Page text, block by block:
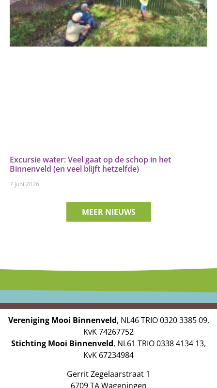
Excursie water: Veel gaat op de schop in het
Binnenveld (en veel blijft hetzelfde)
7 juni 2026
MEER NIEUWS
Vereniging Mooi Binnenveld, NL46 TRIO 0320 3385 09,
KvK 74267752
Stichting Mooi Binnenveld, NL61 TRIO 0338 4134 13,
KvK 67234984
Gerrit Zegelaarstraat 1
6709 TA Wageningen